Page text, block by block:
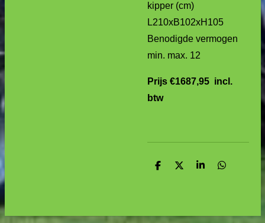
kipper (cm)
L210xB102xH105
Benodigde vermogen
min. max. 12
Prijs €1687,95 incl.
btw
D
D
S
D